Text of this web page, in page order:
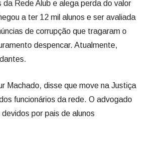
Rede Alub e alega perda do valor
a ter 12 mil alunos e ser avaliada
de corrupção que tragaram o
despencar. Atualmente,
Machado, disse que move na Justiça
funcionários da rede. O advogado
por pais de alunos